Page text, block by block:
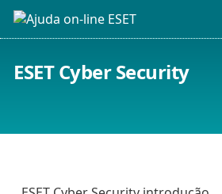
ESET Cyber Security